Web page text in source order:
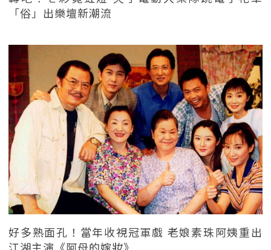
「俗」出樂壇新潮流
好多熟面孔！當年收視冠軍戲 老娘素珠阿姨重出